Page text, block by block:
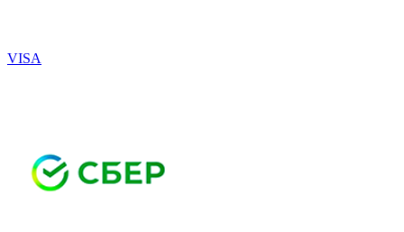
VISA